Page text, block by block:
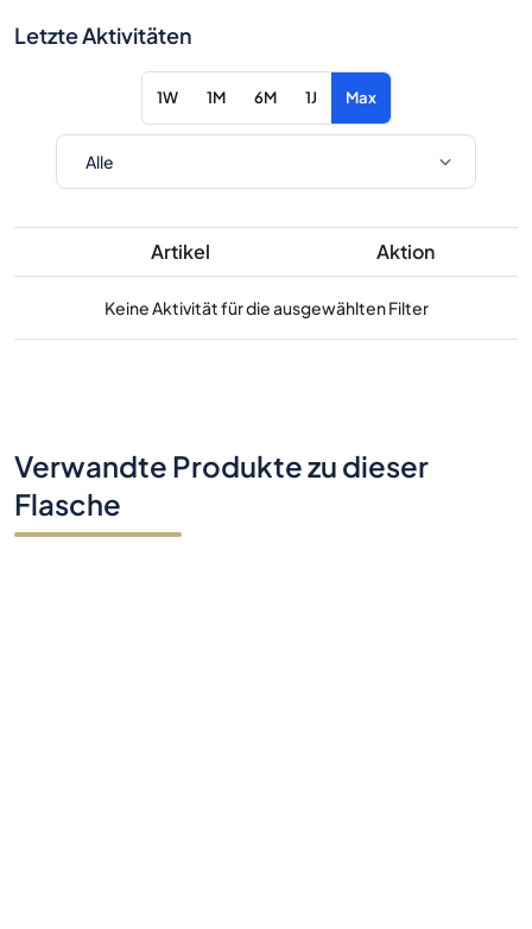
Letzte Aktivitäten
1W 1M 6M 1J Max
Artikel Aktion
Keine Aktivität für die ausgewählten Filter
Verwandte Produkte zu dieser
Flasche